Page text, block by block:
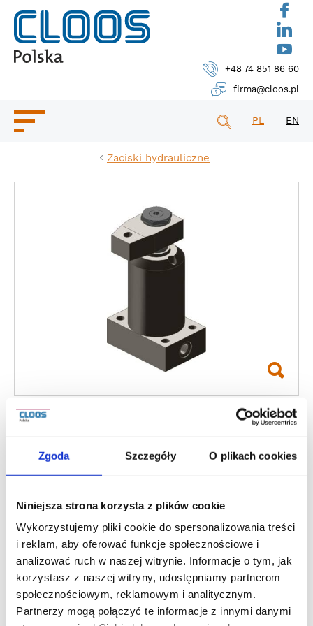
Zgoda Szczegóły O plikach cookies
Niniejsza strona korzysta z plików cookie
Wykorzystujemy pliki cookie do spersonalizowania treści
i reklam, aby oferować funkcje społecznościowe i
analizować ruch w naszej witrynie. Informacje o tym, jak
korzystasz z naszej witryny, udostępniamy partnerom
społecznościowym, reklamowym i analitycznym.
Partnerzy mogą połączyć te informacje z innymi danymi
+48 74 851 86 60
firma@cloos.pl
PL EN
Zaciski hydrauliczne
Zaciski obrotowe
hydrauliczne serii 726D
i 727D
Destaco’s hydraulic swing clamps swivel right,
opposed to the 727D Series that swivels left,
and are particularly designed for applications
which require high clamping forces and easy